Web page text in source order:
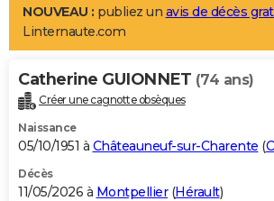
LIFESTYLE
Art de vivre
Bien-être
Loisirs
Mode
Modes de vie
Alimentation
Guide de la santé
Maladies
Médicaments
Sommeil
VOYAGE
Destinations
City break
Voyage nature
Voyage de noces
Forum
Climat
+PHOTO
GUIDES D'ACHAT
BONS PLANS
NOUVEAU : publiez un avis de décès
Linternaute.com
Catherine GUIONNET (74 ans)
Créer une cagnotte obsèques
Naissance
05/10/1951 à Châteauneuf-sur-Charente (
Décès
11/05/2026 à Montpellier(Hérault)